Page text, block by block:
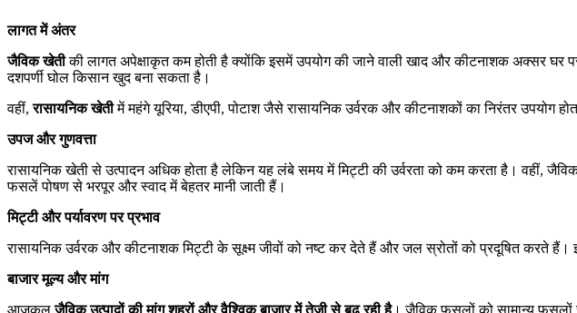
लागत में अंतर
जैविक खेतीकी लागत अपेक्षाकृत कम होती है क्योंकि इसमें उपयोग की जाने वाली खाद और कीटनाशक अक्सर घर
दशपर्णी घोल किसान खुद बना सकता है।
वहीं,रासायनिक खेतीमें महंगे यूरिया, डीएपी, पोटाश जैसे रासायनिक उर्वरक और कीटनाशकों का निरंतर उपयोग
उपज और गुणवत्ता
रासायनिक खेती से उत्पादन अधिक होता है लेकिन यह लंबे समय में मिट्टी की उर्वरता को कम करता है। वहीं,
फसलें पोषण से भरपूर और स्वाद में बेहतर मानी जाती हैं।
मिट्टी और पर्यावरण पर प्रभाव
रासायनिक उर्वरक और कीटनाशक मिट्टी के सूक्ष्म जीवों को नष्ट कर देते हैं और जल स्रोतों को प्रदूषित करते हैं।
बाजार मूल्य और मांग
आजकलजैविक उत्पादों की मांग शहरों और वैश्विक बाजार में तेजी से बढ़ रही है। जैविक फसलों को सामान्य फसलों